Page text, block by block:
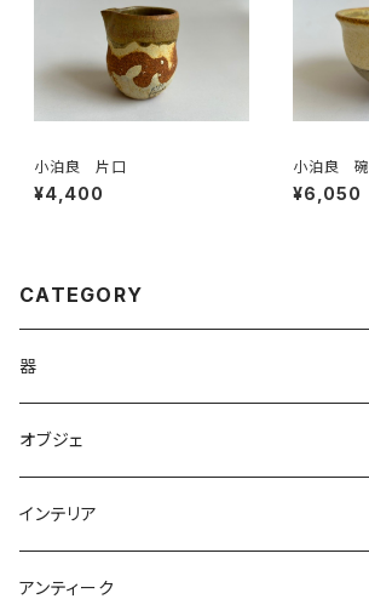
小泊良 片口
¥4,400
小泊良 碗
¥6,050
CATEGORY
器
やきもの
ガラス
木
オブジェ
オブジェ
アクセサリー
インテリア
ライト 照明
アンティーク